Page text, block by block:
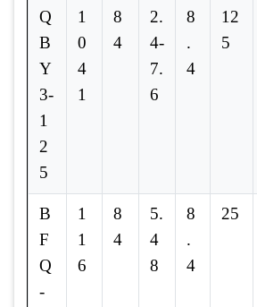
Q
B
Y
3-
1
2
5
1
0
4
1
8
4
2.
4-
7.
6
8
.
4
12
5
B
F
Q
-
1
1
6
8
4
5.
4
8
8
.
4
25